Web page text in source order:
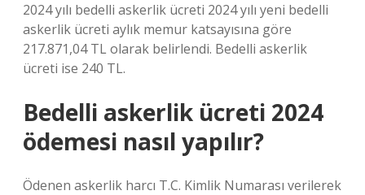
2024 yılı bedelli askerlik ücreti 2024 yılı yeni bedelli
askerlik ücreti aylık memur katsayısına göre
217.871,04 TL olarak belirlendi. Bedelli askerlik
ücreti ise 240 TL.
Bedelli askerlik ücreti 2024
ödemesi nasıl yapılır?
Ödenen askerlik harcı T.C. Kimlik Numarası verilerek